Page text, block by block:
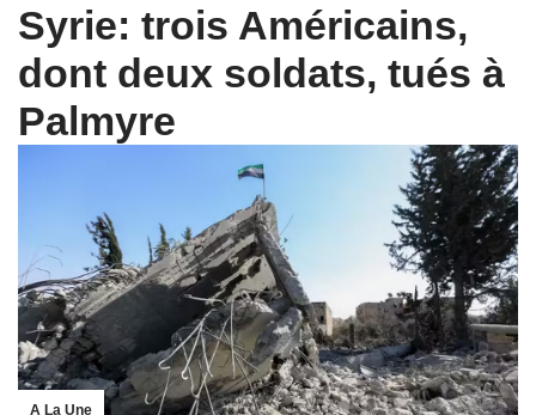
Syrie: trois Américains,
dont deux soldats, tués à
Palmyre
A La Une